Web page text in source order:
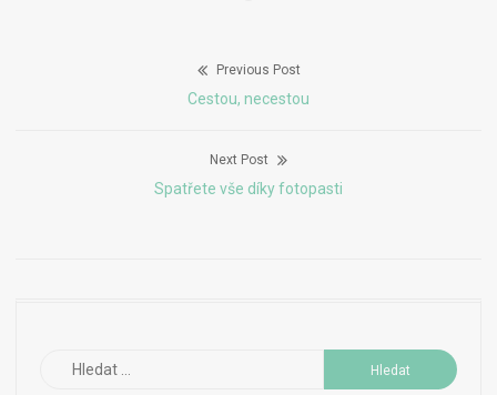
Previous Post
Previous
Cestou, necestou
Next Post
Next
Spatřete vše díky fotopasti
Vyhledávání